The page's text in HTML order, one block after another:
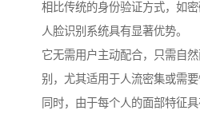
相比传统的身份验证方式，如密
人脸识别系统具有显著优势。
它无需用户主动配合，只需自
别，尤其适用于人流密集或需要
同时，由于每个人的面部特征